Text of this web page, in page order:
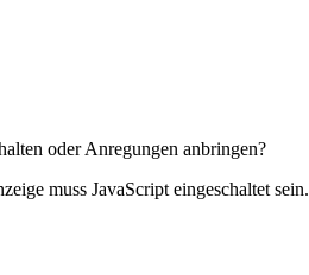
oder Anregungen anbringen?
muss JavaScript eingeschaltet sein.